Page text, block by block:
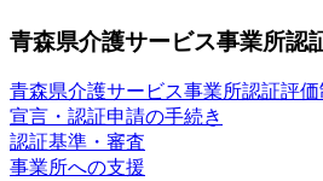
青森県介護サービス事業所認
青森県介護サービス事業所認証評
宣言・認証申請の手続き
認証基準・審査
事業所への支援